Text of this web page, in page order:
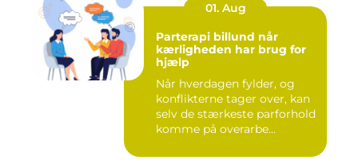
01. Aug
Parterapi billund når
kærligheden har brug for
hjælp
Når hverdagen fylder, og
konflikterne tager over, kan
selv de stærkeste parforhold
komme på overarbe...